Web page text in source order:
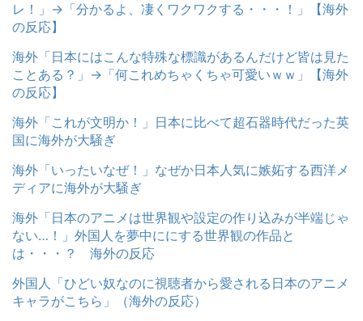
レ！」→「分かるよ、凄くワクワクする・・・！」【海外
の反応】
海外「日本にはこんな特殊な標識があるんだけど皆は見た
ことある？」→「何これめちゃくちゃ可愛いｗｗ」【海外
の反応】
海外「これが文明か！」日本に比べて超石器時代だった英
国に海外が大騒ぎ
海外「いったいなぜ！」なぜか日本人気に嫉妬する西洋メ
ディアに海外が大騒ぎ
海外「日本のアニメは世界観や設定の作り込みが半端じゃ
ない…！」外国人を夢中ににする世界観の作品と
は・・・？ 海外の反応
外国人「ひどい奴なのに視聴者から愛される日本のアニメ
キャラがこちら」（海外の反応）